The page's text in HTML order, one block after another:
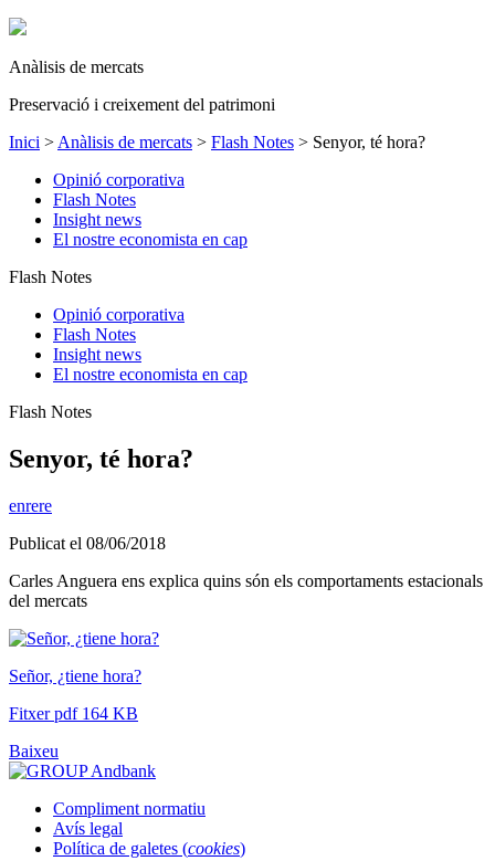
Anàlisis de mercats
Preservació i creixement del patrimoni
Inici > Anàlisis de mercats > Flash Notes > Senyor, té hora?
Opinió corporativa
Flash Notes
Insight news
El nostre economista en cap
Flash Notes
Opinió corporativa
Flash Notes
Insight news
El nostre economista en cap
Flash Notes
Senyor, té hora?
enrere
Publicat el 08/06/2018
Carles Anguera ens explica quins són els comportaments estacionals
del mercats
Señor, ¿tiene hora?
Fitxer pdf 164 KB
Baixeu
Compliment normatiu
Avís legal
Política de galetes (cookies)